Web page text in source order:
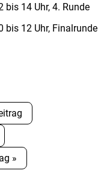
bis 14 Uhr, 4. Runde
bis 12 Uhr, Finalrunde
»